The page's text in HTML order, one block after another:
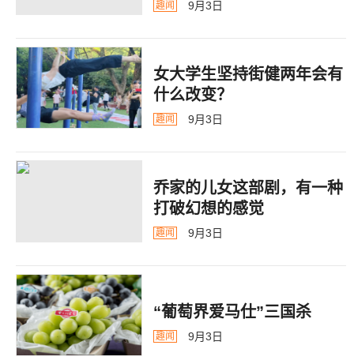
趣闻 9月3日
女大学生坚持街健两年会有
什么改变？
趣闻 9月3日
乔家的儿女这部剧，有一种
打破幻想的感觉
趣闻 9月3日
“葡萄界爱马仕”三国杀
趣闻 9月3日